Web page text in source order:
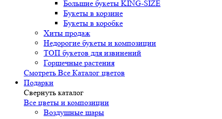
Большие букеты KING-SIZE
Букеты в корзине
Букеты в коробке
Хиты продаж
Недорогие букеты и композиции
ТОП букетов для извинений
Горшечные растения
Смотреть Все Каталог цветов
Подарки
Свернуть каталог
Все цветы и композиции
Воздушные шары